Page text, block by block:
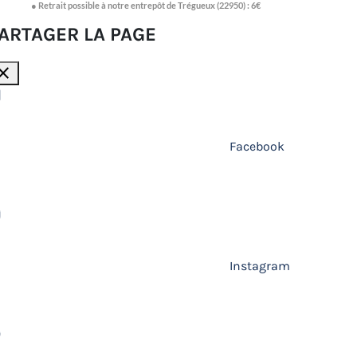
● Retrait possible à notre entrepôt de Trégueux (22950) : 6€
LA PAGE
Facebook
Instagram